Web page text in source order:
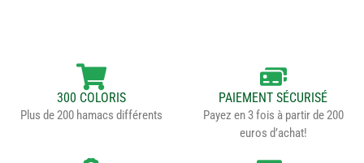
300 COLORIS
Plus de 200 hamacs différents
PAIEMENT SÉCURISÉ
Payez en 3 fois à partir de 200
euros d’achat!